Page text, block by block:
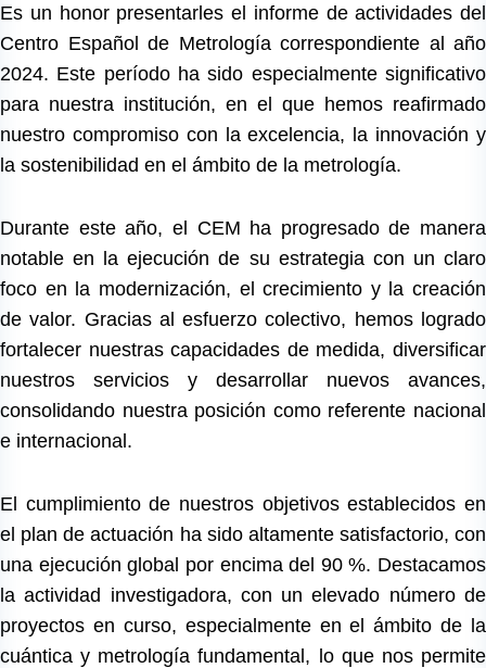
Es un honor presentarles el informe de actividades del
Centro Español de Metrología correspondiente al año
2024. Este período ha sido especialmente significativo
para nuestra institución, en el que hemos reafirmado
nuestro compromiso con la excelencia, la innovación y
la sostenibilidad en el ámbito de la metrología.
Durante este año, el CEM ha progresado de manera
notable en la ejecución de su estrategia con un claro
foco en la modernización, el crecimiento y la creación
de valor. Gracias al esfuerzo colectivo, hemos logrado
fortalecer nuestras capacidades de medida, diversificar
nuestros servicios y desarrollar nuevos avances,
consolidando nuestra posición como referente nacional
e internacional.
El cumplimiento de nuestros objetivos establecidos en
el plan de actuación ha sido altamente satisfactorio, con
una ejecución global por encima del 90 %. Destacamos
la actividad investigadora, con un elevado número de
proyectos en curso, especialmente en el ámbito de la
cuántica y metrología fundamental, lo que nos permite